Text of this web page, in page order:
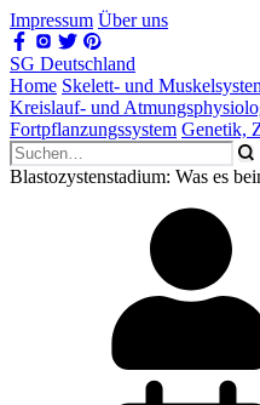
Impressum Über uns
SG Deutschland
Home Skelett- und
Kreislauf- und
Fortpflanzungssystem Genetik,
Blastozystenstadium: Was es